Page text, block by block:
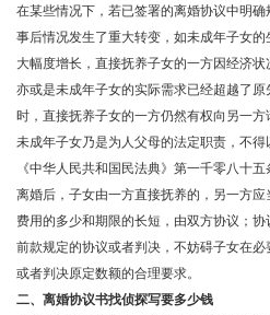
在某些情况下，若已签署的离婚协议中明
事后情况发生了重大转变，如未成年子女
大幅度增长，直接抚养子女的一方因经济
亦或是未成年子女的实际需求已经超越了
时，直接抚养子女的一方仍然有权向另一
未成年子女乃是为人父母的法定职责，不得
《中华人民共和国民法典》第一千零八十五
离婚后，子女由一方直接抚养的，另一方
费用的多少和期限的长短，由双方协议；协
前款规定的协议或者判决，不妨碍子女在
或者判决原定数额的合理要求。
二、离婚协议书找侦探写要多少钱